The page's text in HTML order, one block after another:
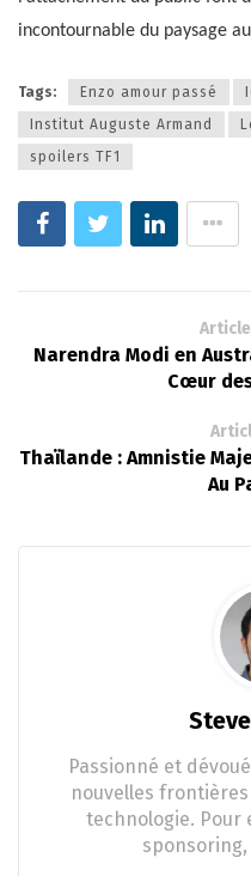
incontournable du paysage
Tags: Enzo amour passé
Institut Auguste Armand
spoilers TF1
Narendra Modi en
Cœur
Thaïlande : Amnistie
Au
Passionné et
nouvelles
technologie. Pour